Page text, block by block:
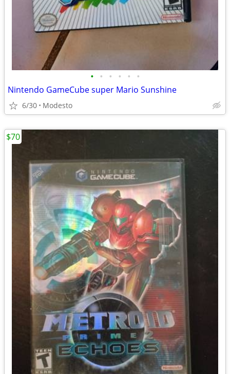
• • • • • •
Nintendo GameCube super Mario Sunshine
6/30 Modesto
$70